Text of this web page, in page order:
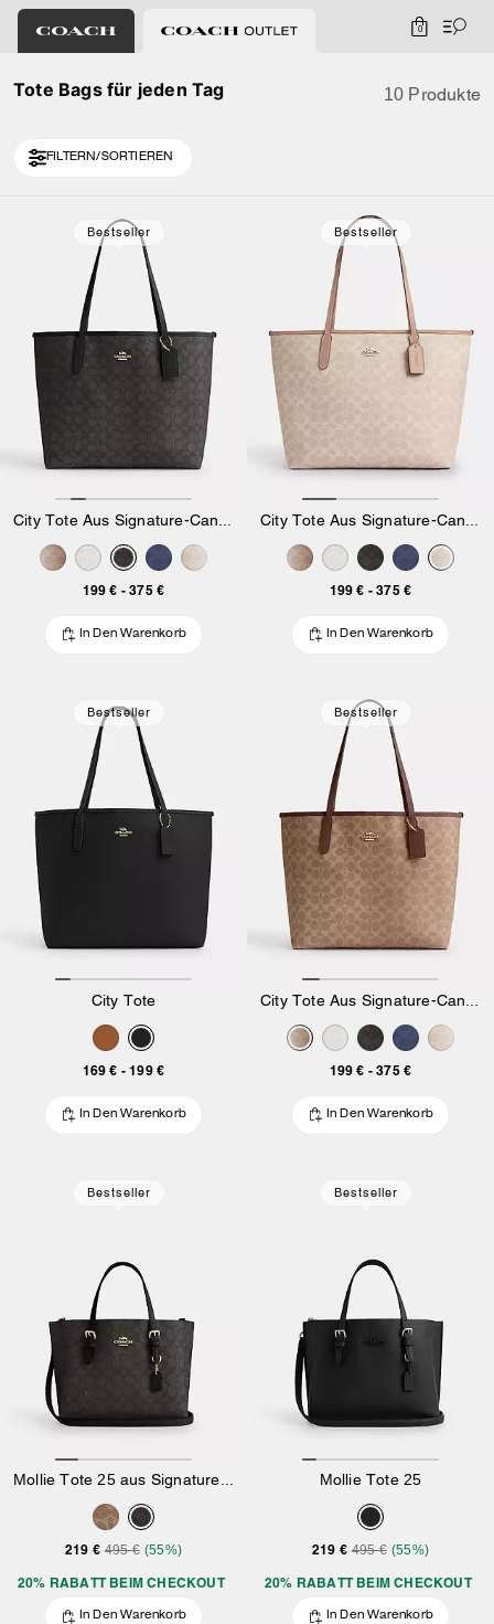
0
Tote Bags für jeden Tag 10 Produkte
FILTERN/SORTIEREN
Bestseller
199 € -375 €
In Den Warenkorb
Bestseller
199 € -375 €
In Den Warenkorb
Bestseller
City Tote
169 € -199 €
In Den Warenkorb
Bestseller
199 € -375 €
In Den Warenkorb
Bestseller
Mollie Tote 25 aus Signature-Canvas
219 € 495 € (55%)
20% RABATT BEIM CHECKOUT
In Den Warenkorb
Bestseller
Mollie Tote 25
219 € 495 € (55%)
20% RABATT BEIM CHECKOUT
In Den Warenkorb